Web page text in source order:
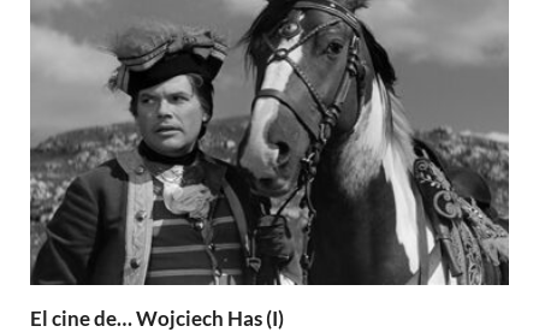
El cine de… Wojciech Has (I)